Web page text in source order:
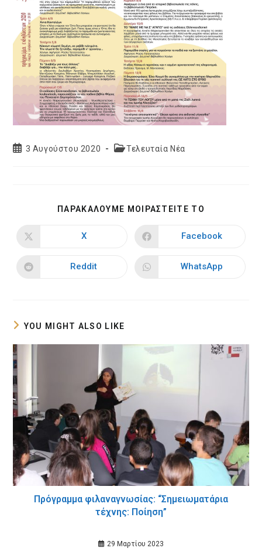
Post3 Αυγούστου 2020
PostΤελευταία Νέα
ΠΑΡΑΚΑΛΟΥΜΕ ΜΟΙΡΑΣΤΕΙΤΕ ΤΟ
CONTENT
Opens
new
window
X
Opens
new
window
Facebook
Opens
Reddit
Opens
WhatsApp
YOU MIGHT ALSO LIKE
Πρόγραμμα φιλαναγνωσίας: “Σημειωματάρια
τέχνης: Ποίηση”
29 Μαρτίου 2023